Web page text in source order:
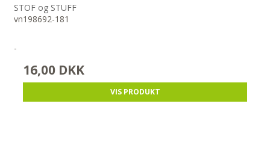
STOF og STUFF
vn198692-181
-
16,00 DKK
VIS PRODUKT